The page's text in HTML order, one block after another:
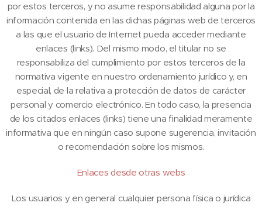
por estos terceros, y no asume responsabilidad alguna por la
información contenida en las dichas páginas web de terceros
a las que el usuario de Internet pueda acceder mediante
enlaces (links). Del mismo modo, el titular no se
responsabiliza del cumplimiento por estos terceros de la
normativa vigente en nuestro ordenamiento jurídico y, en
especial, de la relativa a protección de datos de carácter
personal y comercio electrónico. En todo caso, la presencia
de los citados enlaces (links) tiene una finalidad meramente
informativa que en ningún caso supone sugerencia, invitación
o recomendación sobre los mismos.
Enlaces desde otras webs
Los usuarios y en general cualquier persona física o jurídica